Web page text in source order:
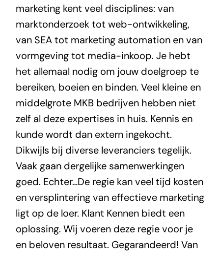
marketing kent veel disciplines: van
marktonderzoek tot web-ontwikkeling,
van SEA tot marketing automation en van
vormgeving tot media-inkoop. Je hebt
het allemaal nodig om jouw doelgroep te
bereiken, boeien en binden. Veel kleine en
middelgrote MKB bedrijven hebben niet
zelf al deze expertises in huis. Kennis en
kunde wordt dan extern ingekocht.
Dikwijls bij diverse leveranciers tegelijk.
Vaak gaan dergelijke samenwerkingen
goed. Echter…De regie kan veel tijd kosten
en versplintering van effectieve marketing
ligt op de loer. Klant Kennen biedt een
oplossing. Wij voeren deze regie voor je
en beloven resultaat. Gegarandeerd! Van